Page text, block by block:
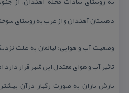
دهستان آهندان و از غرب به روستای
وضعیت آب و هوایی: لیالمان به علت
تاثیر آب و هوای معتدل این شهر قرار دارد
بارش باران به صورت رگبار درآن